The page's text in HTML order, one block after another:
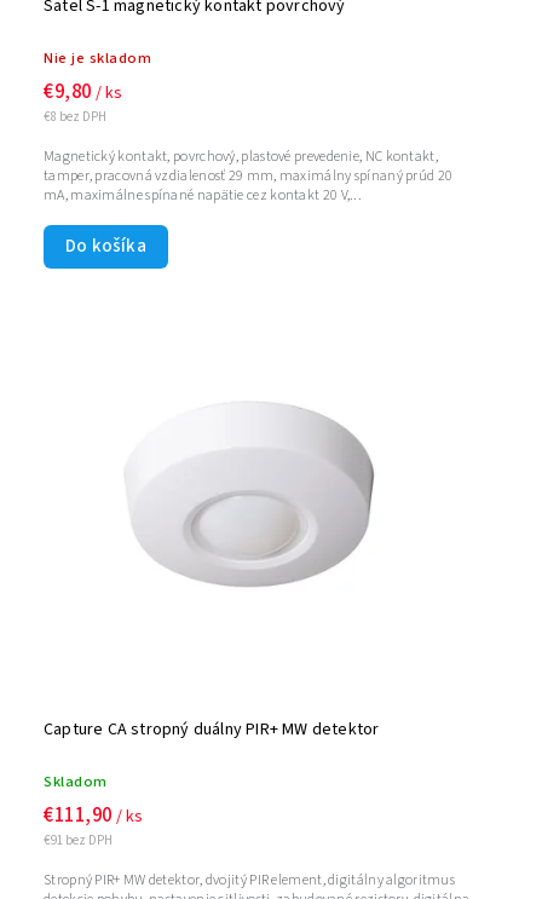
Satel S-1 magnetický kontakt povrchový
Nie je skladom
€8 bez DPH
€9,80 / ks
Do košíka
Magnetický kontakt, povrchový, plastové prevedenie, NC kontakt,
tamper, pracovná vzdialenosť 29 mm, maximálny spínaný prúd 20
mA, maximálne spínané napätie cez kontakt 20 V,...
Capture CA stropný duálny PIR+ MW detektor
Skladom
€91 bez DPH
€111,90 / ks
Stropný PIR+ MW detektor, dvojitý PIR element, digitálny algoritmus